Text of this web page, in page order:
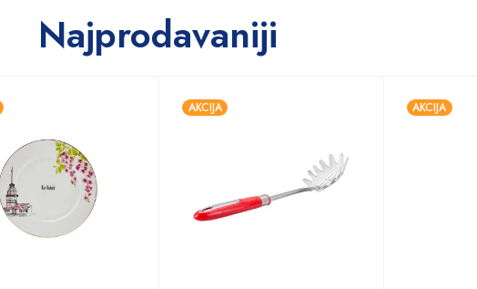
Najprodavaniji
AKCIJA AKCIJA